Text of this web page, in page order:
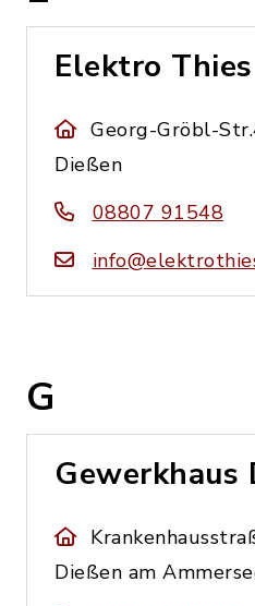
Elektro Thies
Georg-Gröbl-
Dießen
08807 91548
G
Gewerkhaus
Dießen am